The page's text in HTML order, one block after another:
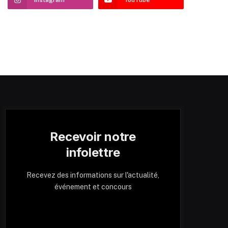
Recevoir notre
infolettre
Recevez des informations sur l'actualité,
événement et concours